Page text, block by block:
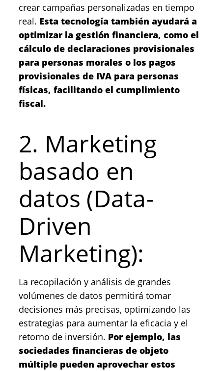
crear campañas personalizadas en tiempo
real. Esta tecnología también ayudará a
optimizar la gestión financiera, como el
cálculo de declaraciones provisionales
para personas morales o los pagos
provisionales de IVA para personas
físicas, facilitando el cumplimiento
fiscal.
2. Marketing
basado en
datos (Data-
Driven
Marketing):
La recopilación y análisis de grandes
volúmenes de datos permitirá tomar
decisiones más precisas, optimizando las
estrategias para aumentar la eficacia y el
retorno de inversión. Por ejemplo, las
sociedades financieras de objeto
múltiple pueden aprovechar estos